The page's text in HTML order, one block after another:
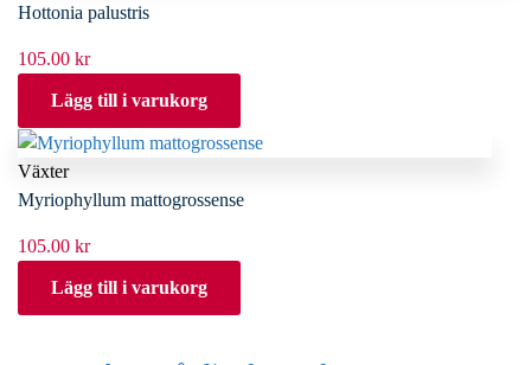
Hottonia palustris
105.00 kr
Lägg till i varukorg
Växter
Myriophyllum mattogrossense
105.00 kr
Lägg till i varukorg